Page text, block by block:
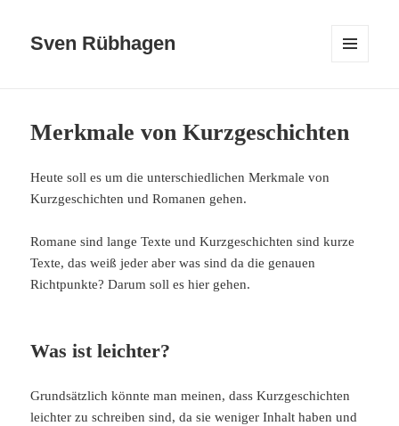
Sven Rübhagen
Merkmale von Kurzgeschichten
Heute soll es um die unterschiedlichen Merkmale von
Kurzgeschichten und Romanen gehen.
Romane sind lange Texte und Kurzgeschichten sind kurze
Texte, das weiß jeder aber was sind da die genauen
Richtpunkte? Darum soll es hier gehen.
Was ist leichter?
Grundsätzlich könnte man meinen, dass Kurzgeschichten
leichter zu schreiben sind, da sie weniger Inhalt haben und